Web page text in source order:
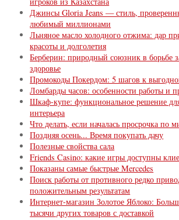
Джинсы Gloria Jeans — стиль,
любимый миллионами
Льняное масло холодного отжима: дар
красоты и долголетия
Берберин: природный союзник в борьбе
здоровье
Промокоды Покердом: 5 шагов к
Ломбарды часов: особенности работы и
Шкаф-купе: функциональное решение
интерьера
Что делать, если началась просрочка по
Поздняя осень... Время покупать дачу
Полезные свойства сала
Friends Casino: какие игры доступны
Показаны самые быстрые Mercedes
Поиск работы от противного редко
положительным результатам
Интернет-магазин Золотое Яблоко:
тысячи других товаров с доставкой